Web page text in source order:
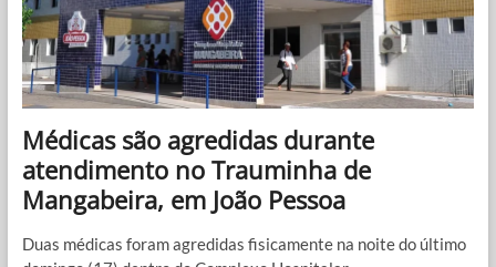
envenenamento
na
Paraíba
Médicas são agredidas durante
atendimento no Trauminha de
Mangabeira, em João Pessoa
Duas médicas foram agredidas fisicamente na noite do último